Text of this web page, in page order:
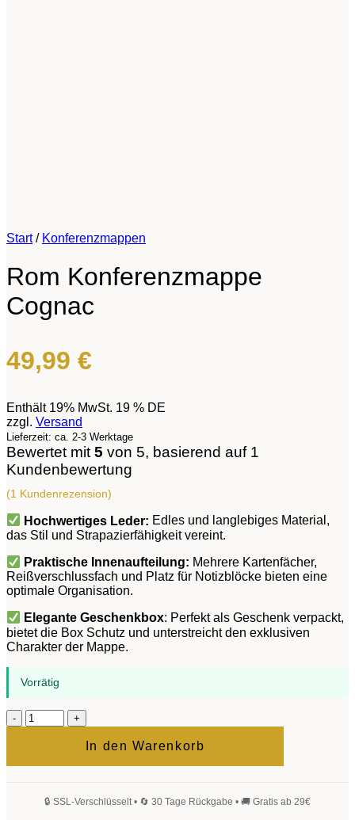
Start / Konferenzmappen
Rom Konferenzmappe
Cognac
49,99 €
Enthält 19% MwSt. 19 % DE
zzgl. Versand
Lieferzeit: ca. 2-3 Werktage
Bewertet mit5 von 5, basierend auf 1
Kundenbewertung
(1 Kundenrezension)
Hochwertiges Leder: Edles und langlebiges Material,
das Stil und Strapazierfähigkeit vereint.
Praktische Innenaufteilung: Mehrere Kartenfächer,
Reißverschlussfach und Platz für Notizblöcke bieten eine
optimale Organisation.
Elegante Geschenkbox: Perfekt als Geschenk verpackt,
bietet die Box Schutz und unterstreicht den exklusiven
Charakter der Mappe.
Vorrätig
Rom
Konferenzmappe
In den Warenkorb